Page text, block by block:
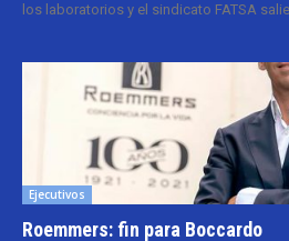
los laboratorios y el sindicato FATSA
Ejecutivos
Roemmers: fin para Boccardo